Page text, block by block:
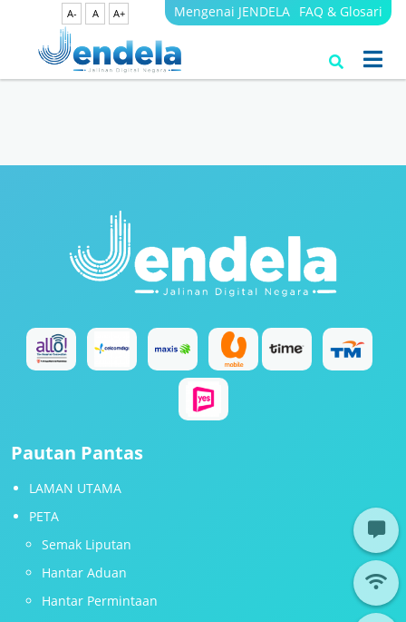
A- A A+ Mengenai JENDELA FAQ & Glosari
Search Results
Pautan Pantas
LAMAN UTAMA
PETA
Semak Liputan
Hantar Aduan
Hantar Permintaan